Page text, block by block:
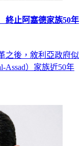
止阿塞德家族50年
之後，敘利亞政府似
Assad）家族近50年